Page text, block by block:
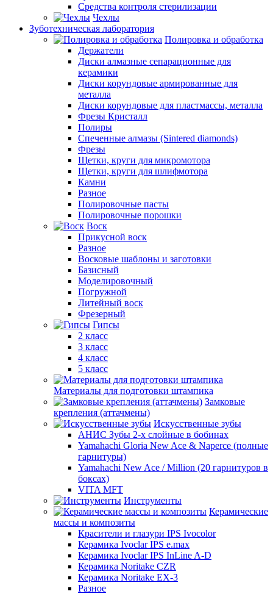
Средства контроля стерилизации
Чехлы
Зуботехническая лаборатория
Полировка и обработка
Держатели
Диски алмазные сепарационные для
керамики
Диски корундовые армированные для
металла
Диски корундовые для пластмассы, металла
Фрезы Кристалл
Полиры
Спеченные алмазы (Sintered diamonds)
Фрезы
Щетки, круги для микромотора
Щетки, круги для шлифмотора
Камни
Разное
Полировочные пасты
Полировочные порошки
Воск
Прикусной воск
Разное
Восковые шаблоны и заготовки
Базисный
Моделировочный
Погружной
Литейный воск
Фрезерный
Гипсы
2 класс
3 класс
4 класс
5 класс
Материалы для подготовки штампика
Замковые
крепления (аттачмены)
Искусственные зубы
АНИС Зубы 2-х слойные в бобинах
Yamahachi Gloria New Ace & Naperce (полные
гарнитуры)
Yamahachi New Ace / Million (20 гарнитуров в
боксах)
VITA MFT
Инструменты
Керамические
массы и композиты
Красители и глазури IPS Ivocolor
Керамика Ivoclar IPS e.max
Керамика Ivoclar IPS InLine A-D
Керамика Noritake CZR
Керамика Noritake EX-3
Разное